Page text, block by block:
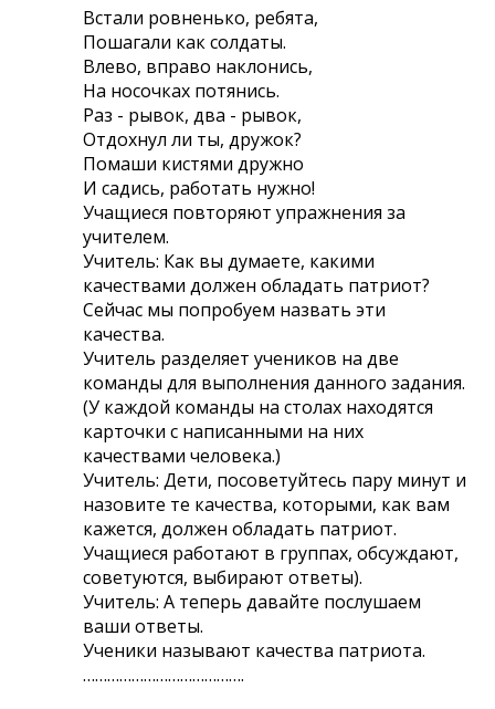
Встали ровненько, ребята,
Пошагали как солдаты.
Влево, вправо наклонись,
На носочках потянись.
Раз - рывок, два - рывок,
Отдохнул ли ты, дружок?
Помаши кистями дружно
И садись, работать нужно!
Учащиеся повторяют упражнения за
учителем.
Учитель: Как вы думаете, какими
качествами должен обладать патриот?
Сейчас мы попробуем назвать эти
качества.
Учитель разделяет учеников на две
команды для выполнения данного задания.
(У каждой команды на столах находятся
карточки с написанными на них
качествами человека.)
Учитель: Дети, посоветуйтесь пару минут и
назовите те качества, которыми, как вам
кажется, должен обладать патриот.
Учащиеся работают в группах, обсуждают,
советуются, выбирают ответы).
Учитель: А теперь давайте послушаем
ваши ответы.
Ученики называют качества патриота.
………………………………….